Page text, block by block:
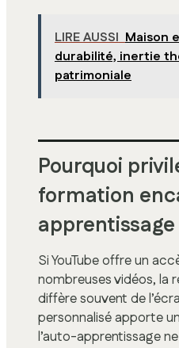
LIRE AUSSI Maison
durabilité, inertie
patrimoniale
Pourquoi
formation
apprentissage
Si YouTube offre un
nombreuses vidéos, la
diffère souvent de
personnalisé apporte
l’auto-apprentissage